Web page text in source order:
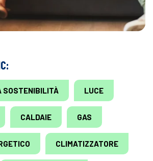
SOSTENIBILITÀ LUCE
CALDAIE GAS
CLIMATIZZATORE